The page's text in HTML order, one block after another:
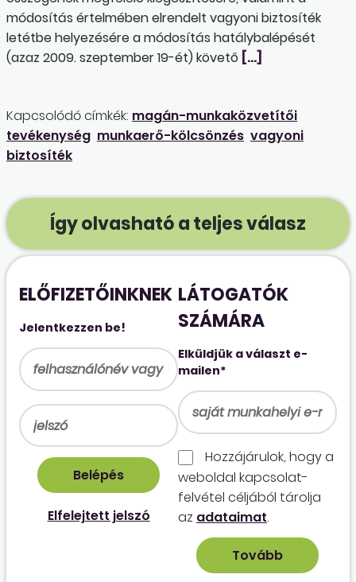
módosítás értelmében elrendelt vagyoni biztosíték
letétbe helyezésére a módosítás hatálybalépését
(azaz 2009. szeptember 19-ét) követő […]
Kapcsolódó címkék: magán-munkaközvetítői
tevékenység munkaerő-kölcsönzés vagyoni
biztosíték
Így olvasható a teljes válasz
ELŐFIZETŐINKNEK
Jelentkezzen be!
Elfelejtett jelszó
LÁTOGATÓK
SZÁMÁRA
Elküldjük a választ e-
mailen*
Hozzájárulok, hogy a
weboldal kapcso­lat­
felvétel céljából tárolja
az adataimat.